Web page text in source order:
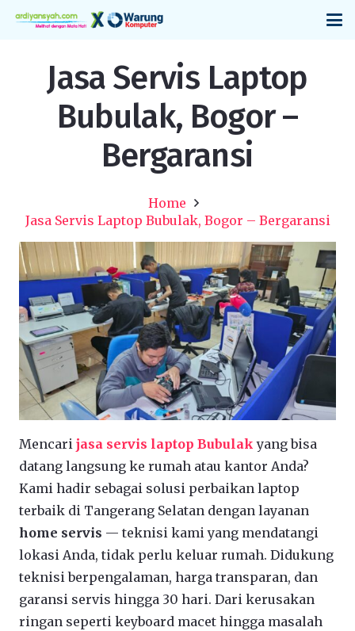
Jasa Servis Laptop
Bubulak, Bogor –
Bergaransi
Home
Jasa Servis Laptop Bubulak, Bogor – Bergaransi
Mencari jasa servis laptop Bubulakyang bisa
datang langsung ke rumah atau kantor Anda?
Kami hadir sebagai solusi perbaikan laptop
terbaik di Tangerang Selatan dengan layanan
home servis — teknisi kami yang mendatangi
lokasi Anda, tidak perlu keluar rumah. Didukung
teknisi berpengalaman, harga transparan, dan
garansi servis hingga 30 hari. Dari kerusakan
ringan seperti keyboard macet hingga masalah